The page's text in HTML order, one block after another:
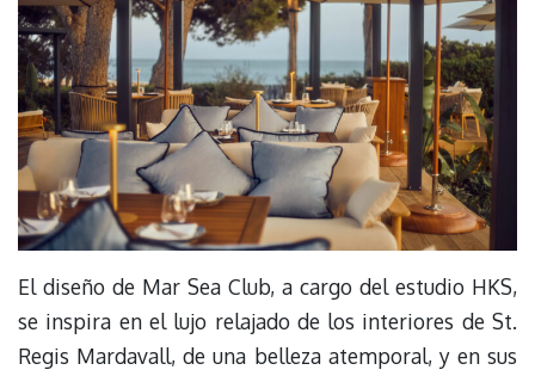
El diseño de Mar Sea Club, a cargo del estudio HKS,
se inspira en el lujo relajado de los interiores de St.
Regis Mardavall, de una belleza atemporal, y en sus